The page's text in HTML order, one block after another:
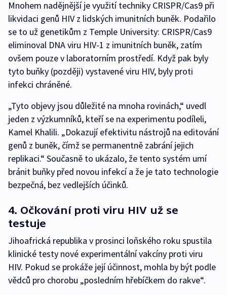
Mnohem nadějnější je využití techniky CRISPR/Cas9 při
likvidaci genů HIV z lidských imunitních buněk. Podařilo
se to už genetikům z Temple University: CRISPR/Cas9
eliminoval DNA viru HIV-1 z imunitních buněk, zatím
ovšem pouze v laboratorním prostředí. Když pak byly
tyto buňky (později) vystavené viru HIV, byly proti
infekci chráněné.
„Tyto objevy jsou důležité na mnoha rovinách,“ uvedl
jeden z výzkumníků, kteří se na experimentu podíleli,
Kamel Khalili. „Dokazují efektivitu nástrojů na editování
genů z buněk, čímž se permanentně zabrání jejich
replikaci.“ Současně to ukázalo, že tento systém umí
bránit buňky před novou infekcí a že je tato technologie
bezpečná, bez vedlejších účinků.
4. Očkování proti viru HIV už se
testuje
Jihoafrická republika v prosinci loňského roku spustila
klinické testy nové experimentální vakcíny proti viru
HIV. Pokud se prokáže její účinnost, mohla by být podle
vědců pro chorobu „posledním hřebíčkem do rakve“.